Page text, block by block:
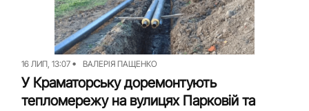
16 ЛИП, 13:07 ВАЛЕРІЯ ПАЩЕНКО
У Краматорську доремонтують
тепломережу на вулицях Парковій та